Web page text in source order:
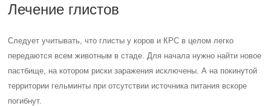
Лечение глистов
Следует учитывать, что глисты у коров и КРС в целом легко
передаются всем животным в стаде. Для начала нужно найти новое
пастбище, на котором риски заражения исключены. А на покинутой
территории гельминты при отсутствии источника питания вскоре
погибнут.